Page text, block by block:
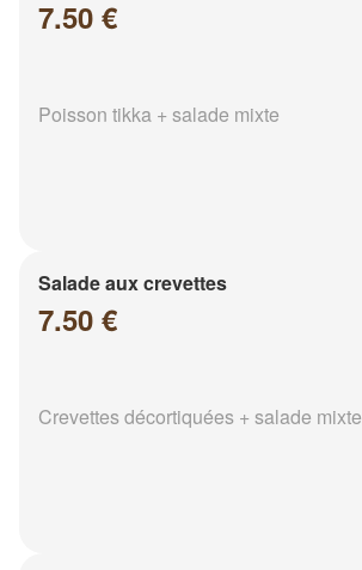
7.50 €
Poisson tikka + salade mixte
Salade aux crevettes
7.50 €
Crevettes décortiquées + salade mixte